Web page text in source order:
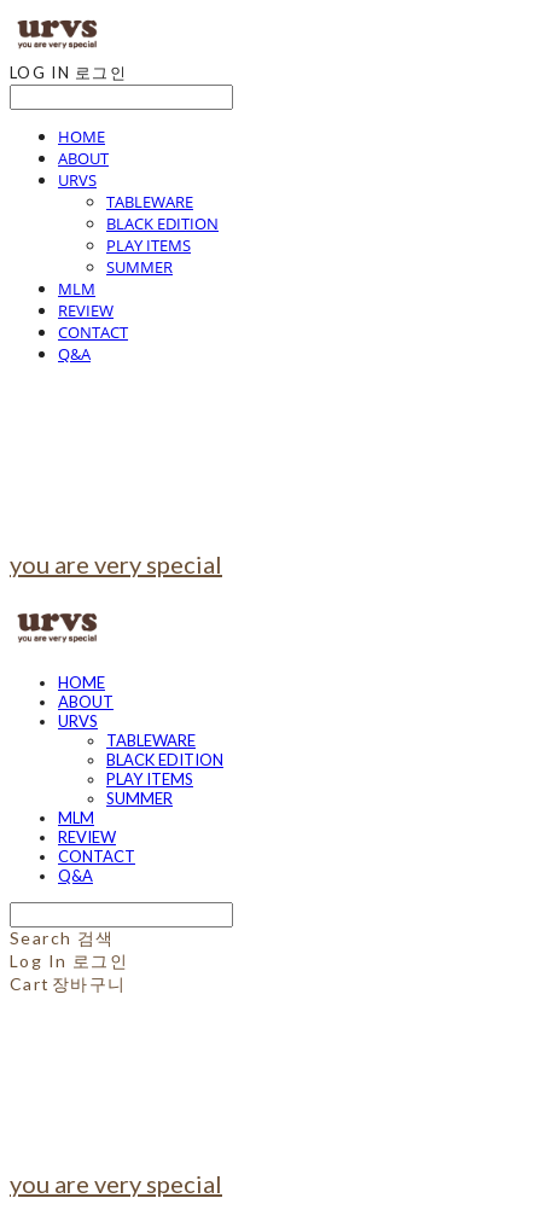
LOG IN 로그인
HOME
ABOUT
URVS
TABLEWARE
BLACK EDITION
PLAY ITEMS
SUMMER
MLM
REVIEW
CONTACT
Q&A
you are very special
HOME
ABOUT
URVS
TABLEWARE
BLACK EDITION
PLAY ITEMS
SUMMER
MLM
REVIEW
CONTACT
Q&A
Search 검색
Log In 로그인
Cart 장바구니
you are very special